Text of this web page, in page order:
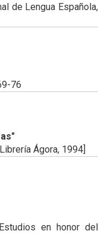
de Lengua Española,
76
Ágora, 1994]
en honor del